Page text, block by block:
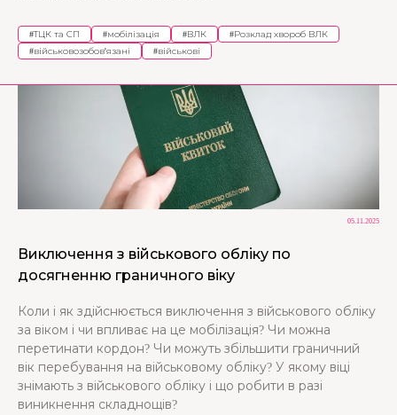
#ТЦК та СП #мобілізація #ВЛК #Розклад хвороб ВЛК
#військовозобов'язані #військові
05.11.2025
Виключення з військового обліку по
досягненню граничного віку
Коли і як здійснюється виключення з військового обліку
за віком і чи впливає на це мобілізація? Чи можна
перетинати кордон? Чи можуть збільшити граничний
вік перебування на військовому обліку? У якому віці
знімають з військового обліку і що робити в разі
виникнення складнощів?